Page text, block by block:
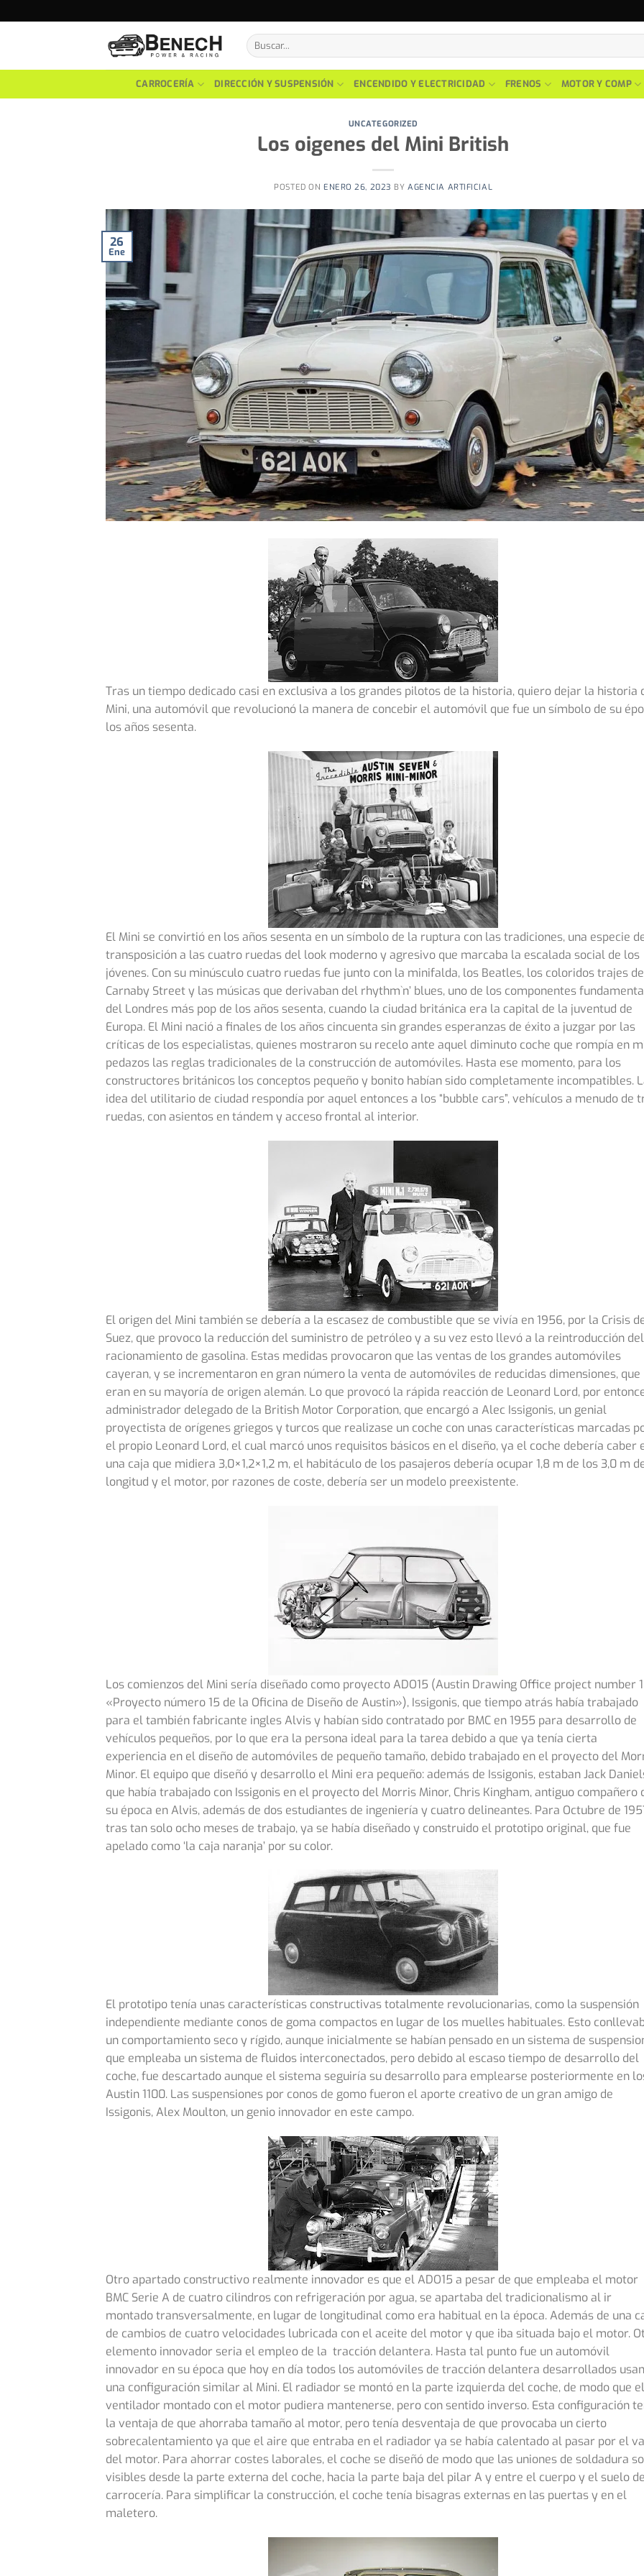
to
Buscar
por:
CARROCERÍA DIRECCIÓN Y SUSPENSIÓN ENCENDIDO Y ELECTRICIDAD FRENOS MOTOR Y COMP
UNCATEGORIZED
Los oigenes del Mini British
POSTED ON ENERO 26, 2023 BYAGENCIA ARTIFICIAL
26
Ene
Tras un tiempo dedicado casi en exclusiva a los grandes pilotos de la historia, quiero dejar la historia
Mini, una automóvil que revolucionó la manera de concebir el automóvil que fue un símbolo de su
los años sesenta.
El Mini se convirtió en los años sesenta en un símbolo de la ruptura con las tradiciones, una especie
transposición a las cuatro ruedas del look moderno y agresivo que marcaba la escalada social de los
jóvenes. Con su minúsculo cuatro ruedas fue junto con la minifalda, los Beatles, los coloridos trajes de
Carnaby Street y las músicas que derivaban del rhythm`n’ blues, uno de los componentes
del Londres más pop de los años sesenta, cuando la ciudad británica era la capital de la juventud de
Europa. El Mini nació a finales de los años cincuenta sin grandes esperanzas de éxito a juzgar por las
críticas de los especialistas, quienes mostraron su recelo ante aquel diminuto coche que rompía en
pedazos las reglas tradicionales de la construcción de automóviles. Hasta ese momento, para los
constructores británicos los conceptos pequeño y bonito habían sido completamente incompatibles.
idea del utilitario de ciudad respondía por aquel entonces a los “bubble cars”, vehículos a menudo de
ruedas, con asientos en tándem y acceso frontal al interior.
El origen del Mini también se debería a la escasez de combustible que se vivía en 1956, por la Crisis
Suez, que provoco la reducción del suministro de petróleo y a su vez esto llevó a la reintroducción del
racionamiento de gasolina. Estas medidas provocaron que las ventas de los grandes automóviles
cayeran, y se incrementaron en gran número la venta de automóviles de reducidas dimensiones, que
eran en su mayoría de origen alemán. Lo que provocó la rápida reacción de Leonard Lord, por
administrador delegado de la British Motor Corporation, que encargó a Alec Issigonis, un genial
proyectista de orígenes griegos y turcos que realizase un coche con unas características marcadas
el propio Leonard Lord, el cual marcó unos requisitos básicos en el diseño, ya el coche debería caber
una caja que midiera 3,0×1,2×1,2 m, el habitáculo de los pasajeros debería ocupar 1,8 m de los 3,0 m
longitud y el motor, por razones de coste, debería ser un modelo preexistente.
Los comienzos del Mini sería diseñado como proyecto ADO15 (Austin Drawing Office project number
«Proyecto número 15 de la Oficina de Diseño de Austin»), Issigonis, que tiempo atrás había trabajado
para el también fabricante ingles Alvis y habían sido contratado por BMC en 1955 para desarrollo de
vehículos pequeños, por lo que era la persona ideal para la tarea debido a que ya tenía cierta
experiencia en el diseño de automóviles de pequeño tamaño, debido trabajado en el proyecto del
Minor. El equipo que diseñó y desarrollo el Mini era pequeño: además de Issigonis, estaban Jack
que había trabajado con Issigonis en el proyecto del Morris Minor, Chris Kingham, antiguo compañero
su época en Alvis, además de dos estudiantes de ingeniería y cuatro delineantes. Para Octubre de
tras tan solo ocho meses de trabajo, ya se había diseñado y construido el prototipo original, que fue
apelado como ‘la caja naranja’ por su color.
El prototipo tenía unas características constructivas totalmente revolucionarias, como la suspensión
independiente mediante conos de goma compactos en lugar de los muelles habituales. Esto
un comportamiento seco y rígido, aunque inicialmente se habían pensado en un sistema de
que empleaba un sistema de fluidos interconectados, pero debido al escaso tiempo de desarrollo del
coche, fue descartado aunque el sistema seguiría su desarrollo para emplearse posteriormente en
Austin 1100. Las suspensiones por conos de gomo fueron el aporte creativo de un gran amigo de
Issigonis, Alex Moulton, un genio innovador en este campo.
Otro apartado constructivo realmente innovador es que el ADO15 a pesar de que empleaba el motor
BMC Serie A de cuatro cilindros con refrigeración por agua, se apartaba del tradicionalismo al ir
montado transversalmente, en lugar de longitudinal como era habitual en la época. Además de una
de cambios de cuatro velocidades lubricada con el aceite del motor y que iba situada bajo el motor.
elemento innovador seria el empleo de la tracción delantera. Hasta tal punto fue un automóvil
innovador en su época que hoy en día todos los automóviles de tracción delantera desarrollados usan
una configuración similar al Mini. El radiador se montó en la parte izquierda del coche, de modo que el
ventilador montado con el motor pudiera mantenerse, pero con sentido inverso. Esta configuración
la ventaja de que ahorraba tamaño al motor, pero tenía desventaja de que provocaba un cierto
sobrecalentamiento ya que el aire que entraba en el radiador ya se había calentado al pasar por el
del motor. Para ahorrar costes laborales, el coche se diseñó de modo que las uniones de soldadura
visibles desde la parte externa del coche, hacia la parte baja del pilar A y entre el cuerpo y el suelo
carrocería. Para simplificar la construcción, el coche tenía bisagras externas en las puertas y en el
maletero.